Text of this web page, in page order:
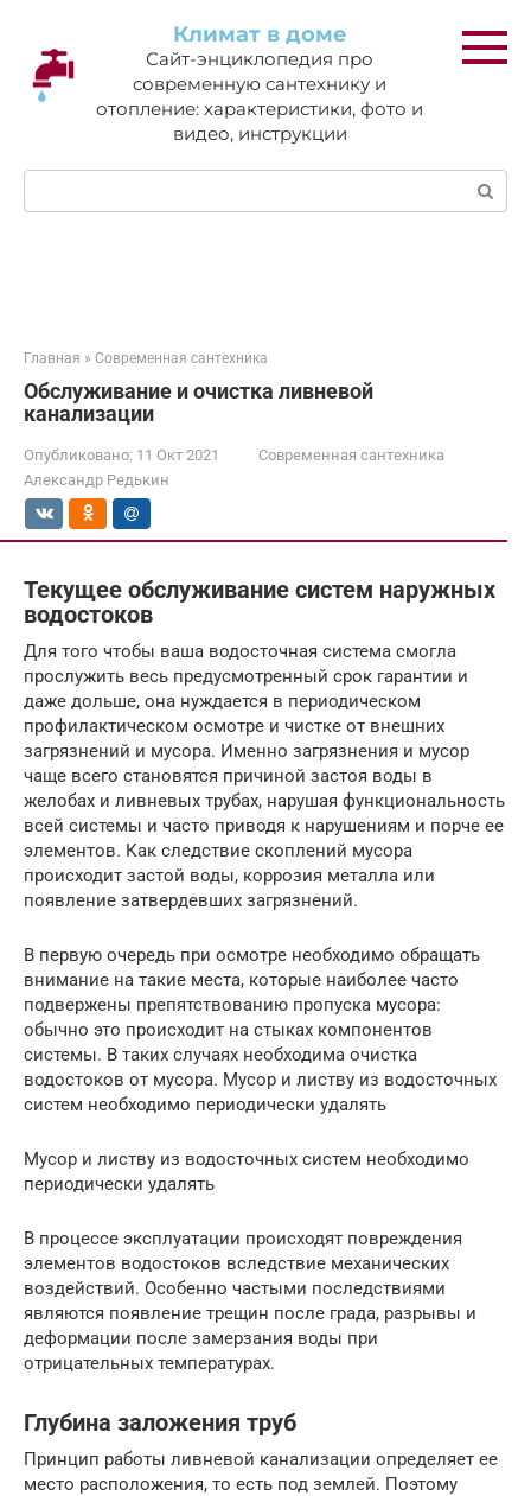
контенту
Климат в доме
Сайт-энциклопедия про
современную сантехнику и
отопление: характеристики, фото и
видео, инструкции
Поиск:
Главная » Современная сантехника
Обслуживание и очистка ливневой
канализации
Опубликовано: 11 Окт 2021
Современная сантехника
Александр Редькин
Текущее обслуживание систем наружных
водостоков
Для того чтобы ваша водосточная система смогла
прослужить весь предусмотренный срок гарантии и
даже дольше, она нуждается в периодическом
профилактическом осмотре и чистке от внешних
загрязнений и мусора. Именно загрязнения и мусор
чаще всего становятся причиной застоя воды в
желобах и ливневых трубах, нарушая функциональность
всей системы и часто приводя к нарушениям и порче ее
элементов. Как следствие скоплений мусора
происходит застой воды, коррозия металла или
появление затвердевших загрязнений.
В первую очередь при осмотре необходимо обращать
внимание на такие места, которые наиболее часто
подвержены препятствованию пропуска мусора:
обычно это происходит на стыках компонентов
системы. В таких случаях необходима очистка
водостоков от мусора. Мусор и листву из водосточных
систем необходимо периодически удалять
Мусор и листву из водосточных систем необходимо
периодически удалять
В процессе эксплуатации происходят повреждения
элементов водостоков вследствие механических
воздействий. Особенно частыми последствиями
являются появление трещин после града, разрывы и
деформации после замерзания воды при
отрицательных температурах.
Глубина заложения труб
Принцип работы ливневой канализации определяет ее
место расположения, то есть под землей. Поэтому